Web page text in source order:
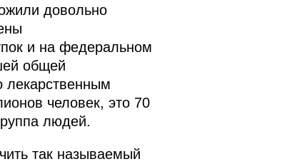
довольно
и на федеральном
общей
лекарственным
человек, это 70
людей.
так называемый